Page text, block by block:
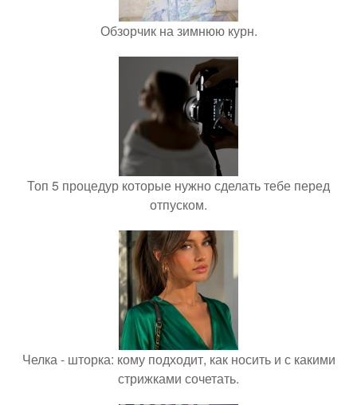
Обзорчик на зимнюю курн.
Топ 5 процедур которые нужно сделать тебе перед
отпуском.
Челка - шторка: кому подходит, как носить и с какими
стрижками сочетать.